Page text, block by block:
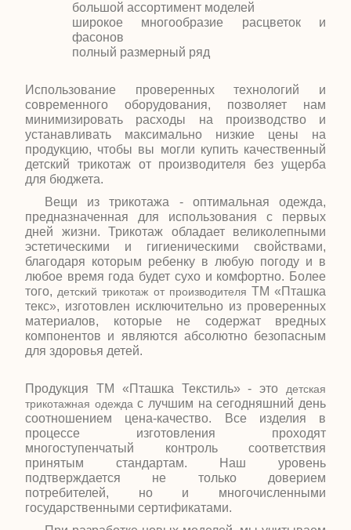
большой ассортимент моделей
широкое многообразие расцветок и
фасонов
полный размерный ряд
Использование проверенных технологий и
современного оборудования, позволяет нам
минимизировать расходы на производство и
устанавливать максимально низкие цены на
продукцию, чтобы вы могли купить качественный
детский трикотаж от производителя без ущерба
для бюджета.
Вещи из трикотажа - оптимальная одежда,
предназначенная для использования с первых
дней жизни. Трикотаж обладает великолепными
эстетическими и гигиеническими свойствами,
благодаря которым ребенку в любую погоду и в
любое время года будет сухо и комфортно. Более
того, детский трикотаж от производителя ТМ «Пташка
текс», изготовлен исключительно из проверенных
материалов, которые не содержат вредных
компонентов и являются абсолютно безопасным
для здоровья детей.
Продукция ТМ «Пташка Текстиль» - это детская
трикотажная одежда с лучшим на сегодняшний день
соотношением цена-качество. Все изделия в
процессе изготовления проходят
многоступенчатый контроль соответствия
принятым стандартам. Наш уровень
подтверждается не только доверием
потребителей, но и многочисленными
государственными сертификатами.